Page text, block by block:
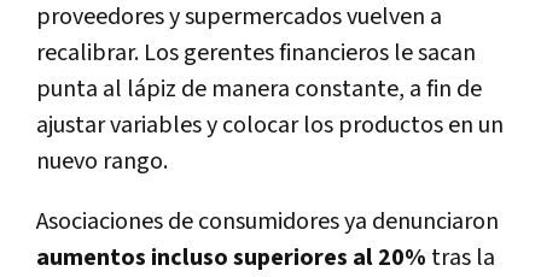
proveedores y supermercados vuelven a
recalibrar. Los gerentes financieros le sacan
punta al lápiz de manera constante, a fin de
ajustar variables y colocar los productos en un
nuevo rango.
Asociaciones de consumidores ya denunciaron
aumentos incluso superiores al 20% tras la